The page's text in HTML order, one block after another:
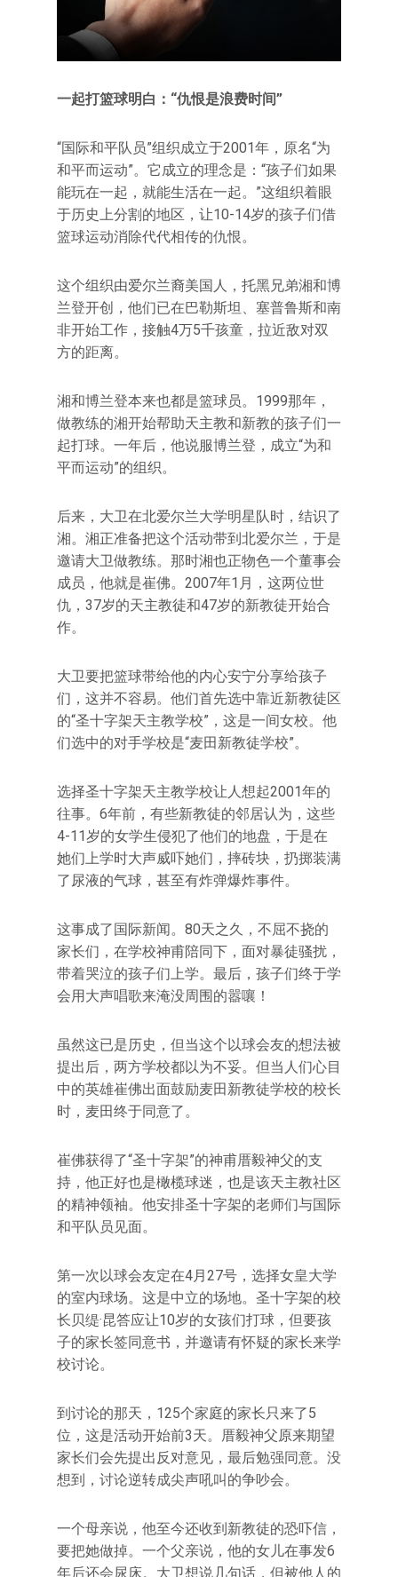
一起打篮球明白：“仇恨是浪费时间”
“国际和平队员”组织成立于2001年，原名“为
和平而运动”。它成立的理念是：“孩子们如果
能玩在一起，就能生活在一起。”这组织着眼
于历史上分割的地区，让10-14岁的孩子们借
篮球运动消除代代相传的仇恨。
这个组织由爱尔兰裔美国人，托黑兄弟湘和博
兰登开创，他们已在巴勒斯坦、塞普鲁斯和南
非开始工作，接触4万5千孩童，拉近敌对双
方的距离。
湘和博兰登本来也都是篮球员。1999那年，
做教练的湘开始帮助天主教和新教的孩子们一
起打球。一年后，他说服博兰登，成立“为和
平而运动”的组织。
后来，大卫在北爱尔兰大学明星队时，结识了
湘。湘正准备把这个活动带到北爱尔兰，于是
邀请大卫做教练。那时湘也正物色一个董事会
成员，他就是崔佛。2007年1月，这两位世
仇，37岁的天主教徒和47岁的新教徒开始合
作。
大卫要把篮球带给他的内心安宁分享给孩子
们，这并不容易。他们首先选中靠近新教徒区
的“圣十字架天主教学校”，这是一间女校。他
们选中的对手学校是“麦田新教徒学校”。
选择圣十字架天主教学校让人想起2001年的
往事。6年前，有些新教徒的邻居认为，这些
4-11岁的女学生侵犯了他们的地盘，于是在
她们上学时大声威吓她们，摔砖块，扔掷装满
了尿液的气球，甚至有炸弹爆炸事件。
这事成了国际新闻。80天之久，不屈不挠的
家长们，在学校神甫陪同下，面对暴徒骚扰，
带着哭泣的孩子们上学。最后，孩子们终于学
会用大声唱歌来淹没周围的嚣嚷！
虽然这已是历史，但当这个以球会友的想法被
提出后，两方学校都以为不妥。但当人们心目
中的英雄崔佛出面鼓励麦田新教徒学校的校长
时，麦田终于同意了。
崔佛获得了“圣十字架”的神甫厝毅神父的支
持，他正好也是橄榄球迷，也是该天主教社区
的精神领袖。他安排圣十字架的老师们与国际
和平队员见面。
第一次以球会友定在4月27号，选择女皇大学
的室内球场。这是中立的场地。圣十字架的校
长贝缇·昆答应让10岁的女孩们打球，但要孩
子的家长签同意书，并邀请有怀疑的家长来学
校讨论。
到讨论的那天，125个家庭的家长只来了5
位，这是活动开始前3天。厝毅神父原来期望
家长们会先提出反对意见，最后勉强同意。没
想到，讨论逆转成尖声吼叫的争吵会。
一个母亲说，他至今还收到新教徒的恐吓信，
要把她做掉。一个父亲说，他的女儿在事发6
年后还会尿床。大卫想说几句话，但被他人的